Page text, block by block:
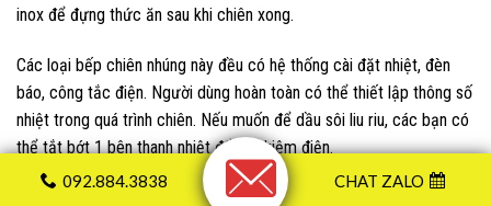
092.884.3838 CHAT ZALO
inox để đựng thức ăn sau khi chiên xong.
Các loại bếp chiên nhúng này đều có hệ thống cài đặt nhiệt, đèn
báo, công tắc điện. Người dùng hoàn toàn có thể thiết lập thông số
nhiệt trong quá trình chiên. Nếu muốn để dầu sôi liu riu, các bạn có
thể tắt bớt 1 bên thanh nhiệt để tiết kiệm điện.
Với cơ chế hoạt động đơn giản là đốt nóng dầu ăn bằng thanh nhiệt